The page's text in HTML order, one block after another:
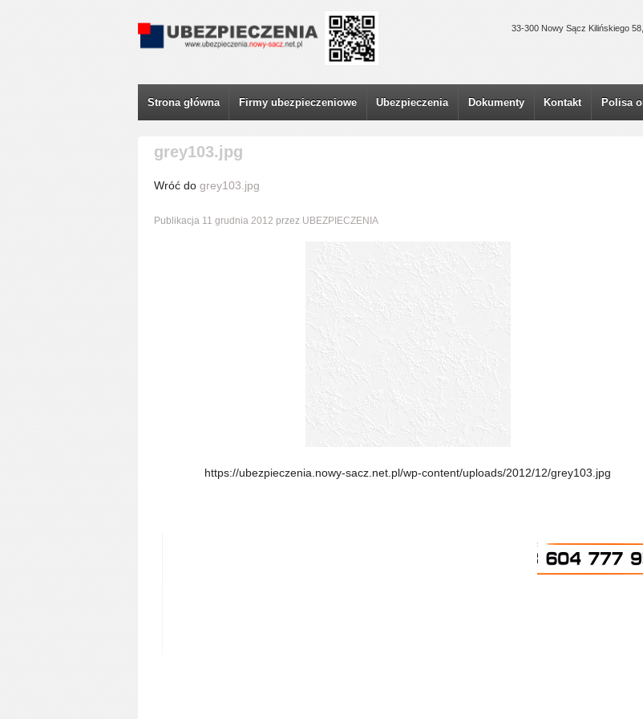
33-300 Nowy Sącz Kilińskiego
Strona główna Firmy ubezpieczeniowe Ubezpieczenia Dokumenty Kontakt Polisa
grey103.jpg
Wróć do grey103.jpg
Publikacja 11 grudnia 2012 przez UBEZPIECZENIA
https://ubezpieczenia.nowy-sacz.net.pl/wp-content/uploads/2012/12/grey103.jpg